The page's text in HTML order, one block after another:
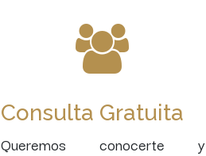
Consulta Gratuita
Queremos conocerte y